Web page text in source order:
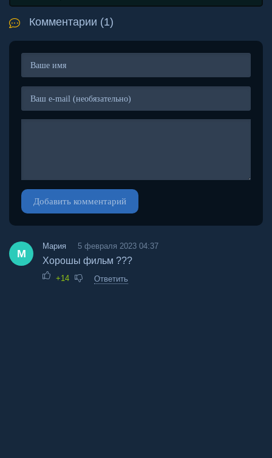
Комментарии (1)
Добавить комментарий
М
Мария 5 февраля 2023 04:37
Хорошы фильм ???
+14 Ответить